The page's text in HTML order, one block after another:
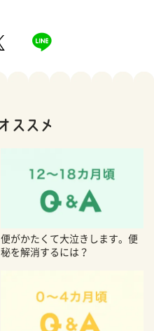
便がかたくて大泣きします。便
秘を解消するには？